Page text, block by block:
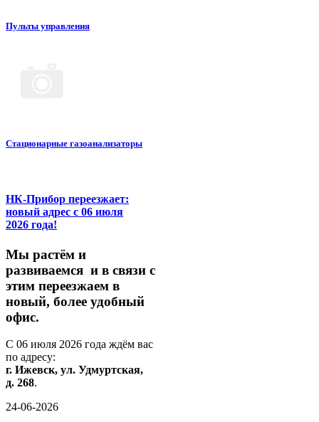
Пульты управления
Стационарные газоанализаторы
НК-Прибор переезжает:
новый адрес с 06 июля
2026 года!
Мы растём и
развиваемся и в связи с
этим переезжаем в
новый, более удобный
офис.
С 06 июля 2026 года ждём вас
по адресу:
г. Ижевск, ул. Удмуртская,
д. 268.
24-06-2026